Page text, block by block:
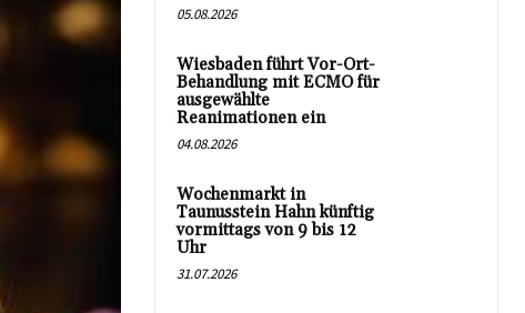
05.08.2026
Wiesbaden führt Vor-Ort-
Behandlung mit ECMO für
ausgewählte
Reanimationen ein
04.08.2026
Wochenmarkt in
Taunusstein Hahn künftig
vormittags von 9 bis 12
Uhr
31.07.2026